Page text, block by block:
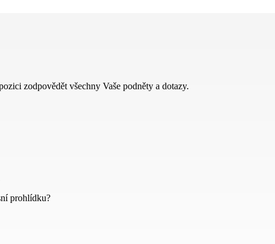
zodpovědět všechny Vaše podněty a dotazy.
prohlídku?